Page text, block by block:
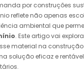
por construções
reflete não apenas
ambiental que
. Este artigo vai
material na
solução eficaz e